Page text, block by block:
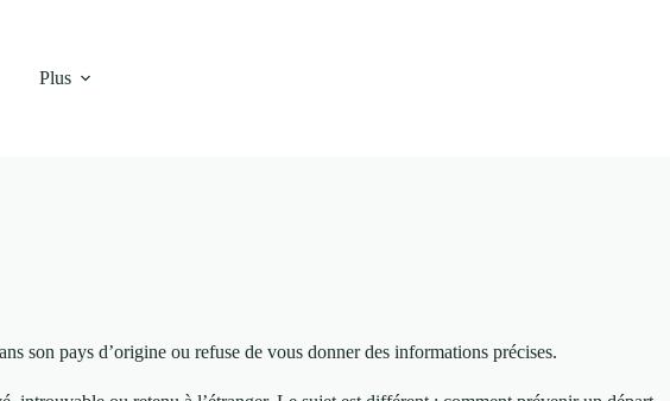
Plus
son pays d’origine ou refuse de vous donner des informations précises.